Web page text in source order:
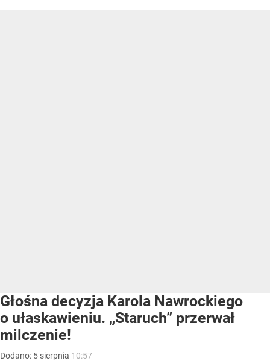
Głośna decyzja Karola Nawrockiego
o ułaskawieniu. „Staruch” przerwał
milczenie!
Dodano: 5 sierpnia 10:57